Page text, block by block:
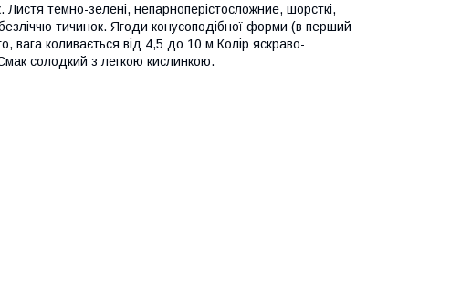
темно-зелені, непарноперістосложние, шорсткі,
безліччю тичинок. Ягоди конусоподібної форми (в перший
вага коливається від 4,5 до 10 м Колір яскраво-
солодкий з легкою кислинкою.